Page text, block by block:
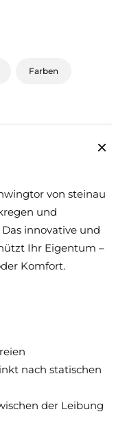
Farben
von steinau
und
innovative und
Ihr Eigentum –
Komfort.
nach statischen
der Leibung